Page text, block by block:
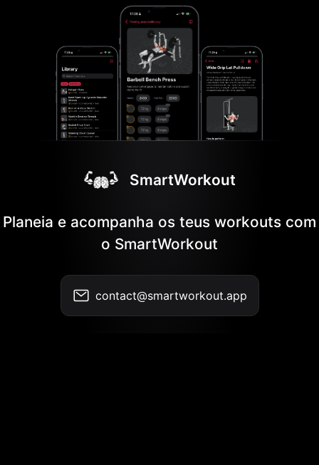
SmartWorkout
Planeia e acompanha os teus workouts com
o SmartWorkout
contact@smartworkout.app